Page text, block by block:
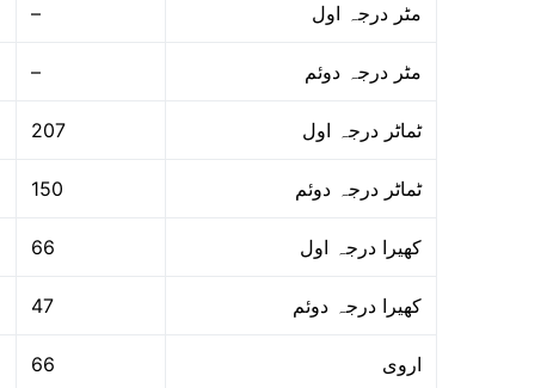
– مٹر درجہ اول
– مٹر درجہ دوئم
207 ٹماٹر درجہ اول
150 ٹماٹر درجہ دوئم
66 کھیرا درجہ اول
47 کھیرا درجہ دوئم
66 اروی